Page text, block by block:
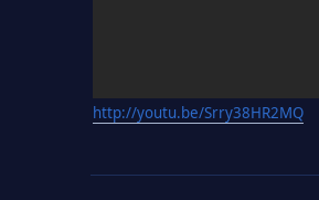
http://youtu.be/Srry38HR2MQ